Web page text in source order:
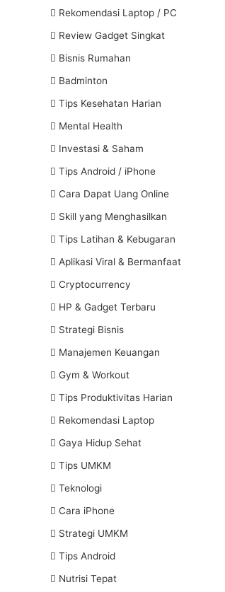
Rekomendasi Laptop / PC
Review Gadget Singkat
Bisnis Rumahan
Badminton
Tips Kesehatan Harian
Mental Health
Investasi & Saham
Tips Android / iPhone
Cara Dapat Uang Online
Skill yang Menghasilkan
Tips Latihan & Kebugaran
Aplikasi Viral & Bermanfaat
Cryptocurrency
HP & Gadget Terbaru
Strategi Bisnis
Manajemen Keuangan
Gym & Workout
Tips Produktivitas Harian
Rekomendasi Laptop
Gaya Hidup Sehat
Tips UMKM
Teknologi
Cara iPhone
Strategi UMKM
Tips Android
Nutrisi Tepat